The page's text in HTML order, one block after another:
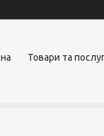
Товари та